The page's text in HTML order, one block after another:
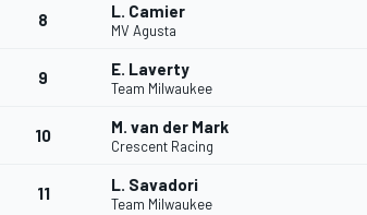
8 L. Camier
MV Agusta
9 E. Laverty
Team Milwaukee
10 M. van der Mark
Crescent Racing
11 L. Savadori
Team Milwaukee